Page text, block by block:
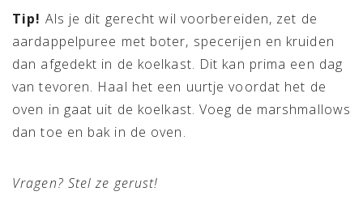
Tip! Als je dit gerecht wil voorbereiden, zet de
aardappelpuree met boter, specerijen en kruiden
dan afgedekt in de koelkast. Dit kan prima een dag
van tevoren. Haal het een uurtje voordat het de
oven in gaat uit de koelkast. Voeg de marshmallows
dan toe en bak in de oven.
Vragen? Stel ze gerust!